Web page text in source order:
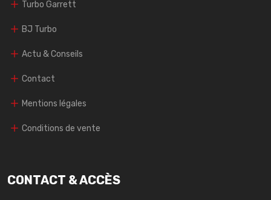
Turbo Garrett
BJ Turbo
Actu & Conseils
Contact
Mentions légales
Conditions de vente
CONTACT & ACCÈS